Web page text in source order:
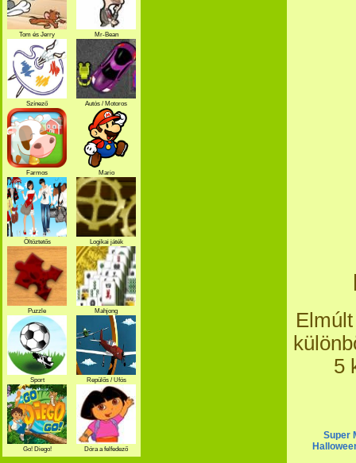
5
Super
Tom és Jerry Mr-Bean
Színező Autós / Motoros
Farmos Mario
Öltöztetős Logikai játék
Puzzle Mahjong
Sport Repülős / Ufós
Go! Diego! Dóra a felfedező